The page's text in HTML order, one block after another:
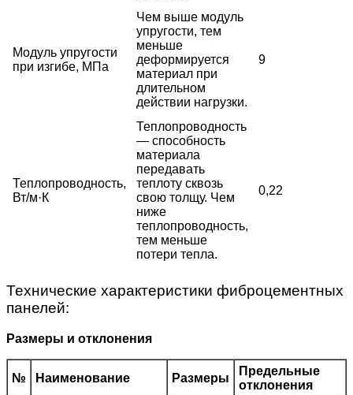
Модуль упругости
при изгибе, МПа
Чем выше модуль
упругости, тем
меньше
деформируется
материал при
длительном
действии нагрузки.
9
Теплопроводность,
Вт/м·К
Теплопроводность
— способность
материала
передавать
теплоту сквозь
свою толщу. Чем
ниже
теплопроводность,
тем меньше
потери тепла.
0,22
Технические характеристики фиброцементных
панелей:
Размеры и отклонения
№ Наименование Размеры
Предельные
отклонения